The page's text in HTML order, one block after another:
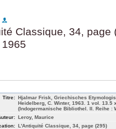
Classique, 34, page
Titre: Hjalmar Frisk, Griechisches
Heidelberg, C. Winter, 1963. 1 vol. 13.5
(Indogermanische Bibliothel. II. Reihe :
Leroy, Maurice
L'Antiquité Classique, 34, page (295)